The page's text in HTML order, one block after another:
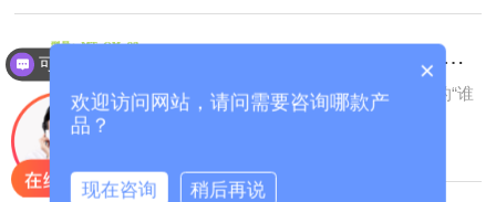
AI中医脉诊仪与人工辨证差异，基层医养机构智能中医设备科普
AI中医脉诊仪与人工辨证并非简单的“谁
取代谁”，而...
×
欢迎访问网站，请问需要咨询哪款产
品？
现在咨询 稍后再说